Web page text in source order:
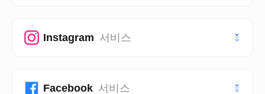
틱톡 조회수
트위터 (X) 좋아요
Instagram 서비스
인스타그램 좋아요
Facebook 서비스